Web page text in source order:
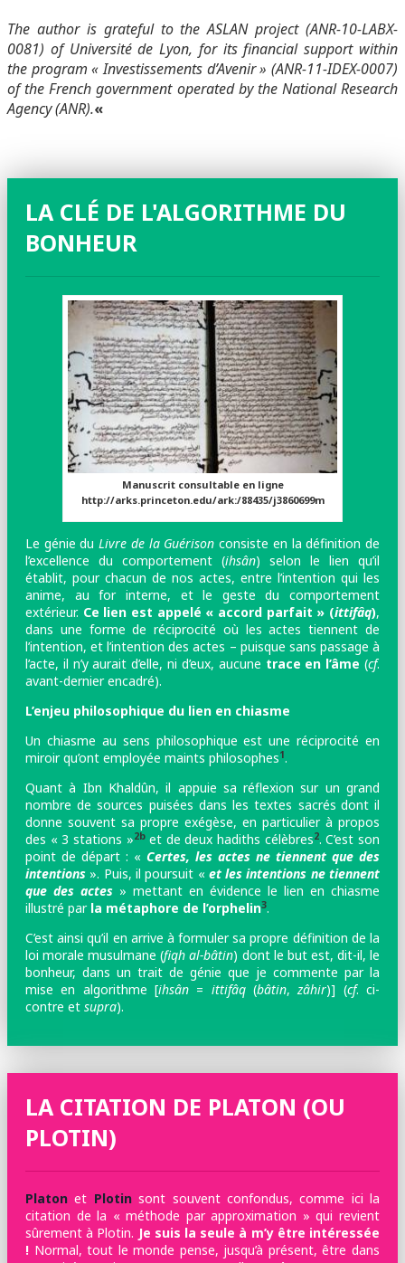
The author is grateful to the ASLAN project (ANR-10-LABX-
0081) of Université de Lyon, for its financial support within
the program « Investissements d’Avenir » (ANR-11-IDEX-0007)
of the French government operated by the National Research
Agency (ANR).«
LA CLÉ DE L'ALGORITHME DU
BONHEUR
Manuscrit consultable en ligne
http://arks.princeton.edu/ark:/88435/j3860699m
Le génie duLivre de la Guérison consiste en la définition de
l’excellence du comportement (ihsân) selon le lien qu’il
établit, pour chacun de nos actes, entre l’intention qui les
anime, au for interne, et le geste du comportement
extérieur. Ce lien est appelé « accord parfait » (ittifâq),
dans une forme de réciprocité où les actes tiennent de
l’intention, et l’intention des actes – puisque sans passage à
l’acte, il n’y aurait d’elle, ni d’eux, aucune trace en l’âme (cf.
avant-dernier encadré).
L’enjeu philosophique du lien en chiasme
Un chiasme au sens philosophique est une réciprocité en
miroir qu’ont employée maints philosophes1.
Quant à Ibn Khaldûn, il appuie sa réflexion sur un grand
nombre de sources puisées dans les textes sacrés dont il
donne souvent sa propre exégèse, en particulier à propos
des « 3 stations »2bet de deux hadiths célèbres2. C’est son
point de départ : « Certes, les actes ne tiennent que des
intentions ». Puis, il poursuit « et les intentions ne tiennent
que des actes » mettant en évidence le lien en chiasme
illustré par la métaphore de l’orphelin3.
C’est ainsi qu’il en arrive à formuler sa propre définition de la
loi morale musulmane (fiqh al-bâtin) dont le but est, dit-il, le
bonheur, dans un trait de génie que je commente par la
mise en algorithme [ihsân = ittifâq(bâtin,zâhir)] (cf. ci-
contre et supra).
LA CITATION DE PLATON (OU
PLOTIN)
Platon et Plotinsont souvent confondus, comme ici la
citation de la « méthode par approximation » qui revient
sûrement à Plotin. Je suis la seule à m’y être intéressée
! Normal, tout le monde pense, jusqu’à présent, être dans